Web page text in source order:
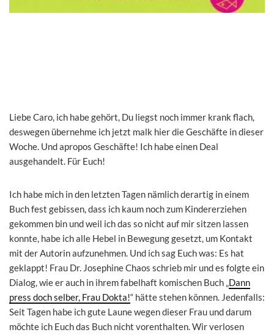
Liebe Caro, ich habe gehört, Du liegst noch immer krank flach,
deswegen übernehme ich jetzt malk hier die Geschäfte in dieser
Woche. Und apropos Geschäfte! Ich habe einen Deal
ausgehandelt. Für Euch!
Ich habe mich in den letzten Tagen nämlich derartig in einem
Buch fest gebissen, dass ich kaum noch zum Kindererziehen
gekommen bin und weil ich das so nicht auf mir sitzen lassen
konnte, habe ich alle Hebel in Bewegung gesetzt, um Kontakt
mit der Autorin aufzunehmen. Und ich sag Euch was: Es hat
geklappt! Frau Dr. Josephine Chaos schrieb mir und es folgte ein
Dialog, wie er auch in ihrem fabelhaft komischen Buch „Dann
press doch selber, Frau Dokta!“ hätte stehen können. Jedenfalls:
Seit Tagen habe ich gute Laune wegen dieser Frau und darum
möchte ich Euch das Buch nicht vorenthalten. Wir verlosen